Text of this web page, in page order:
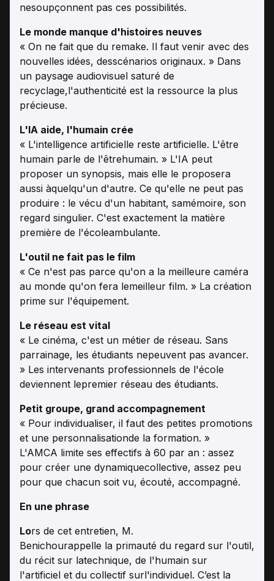
nesoupçonnent pas ces possibilités.
Le monde manque d'histoires neuves
« On ne fait que du remake. Il faut venir avec des
nouvelles idées, desscénarios originaux. » Dans
un paysage audiovisuel saturé de
recyclage,l'authenticité est la ressource la plus
précieuse.
L'IA aide, l'humain crée
« L'intelligence artificielle reste artificielle. L'être
humain parle de l'êtrehumain. » L'IA peut
proposer un synopsis, mais elle le proposera
aussi àquelqu'un d'autre. Ce qu'elle ne peut pas
produire : le vécu d'un habitant, samémoire, son
regard singulier. C'est exactement la matière
première de l'écoleambulante.
L'outil ne fait pas le film
« Ce n'est pas parce qu'on a la meilleure caméra
au monde qu'on fera lemeilleur film. » La création
prime sur l'équipement.
Le réseau est vital
« Le cinéma, c'est un métier de réseau. Sans
parrainage, les étudiants nepeuvent pas avancer.
» Les intervenants professionnels de l'école
deviennent lepremier réseau des étudiants.
Petit groupe, grand accompagnement
« Pour individualiser, il faut des petites promotions
et une personnalisationde la formation. »
L'AMCA limite ses effectifs à 60 par an : assez
pour créer une dynamiquecollective, assez peu
pour que chacun soit vu, écouté, accompagné.
En une phrase
Lors de cet entretien, M.
Benichourappelle la primauté du regard sur l'outil,
du récit sur latechnique, de l'humain sur
l'artificiel et du collectif surl'individuel. C’est la